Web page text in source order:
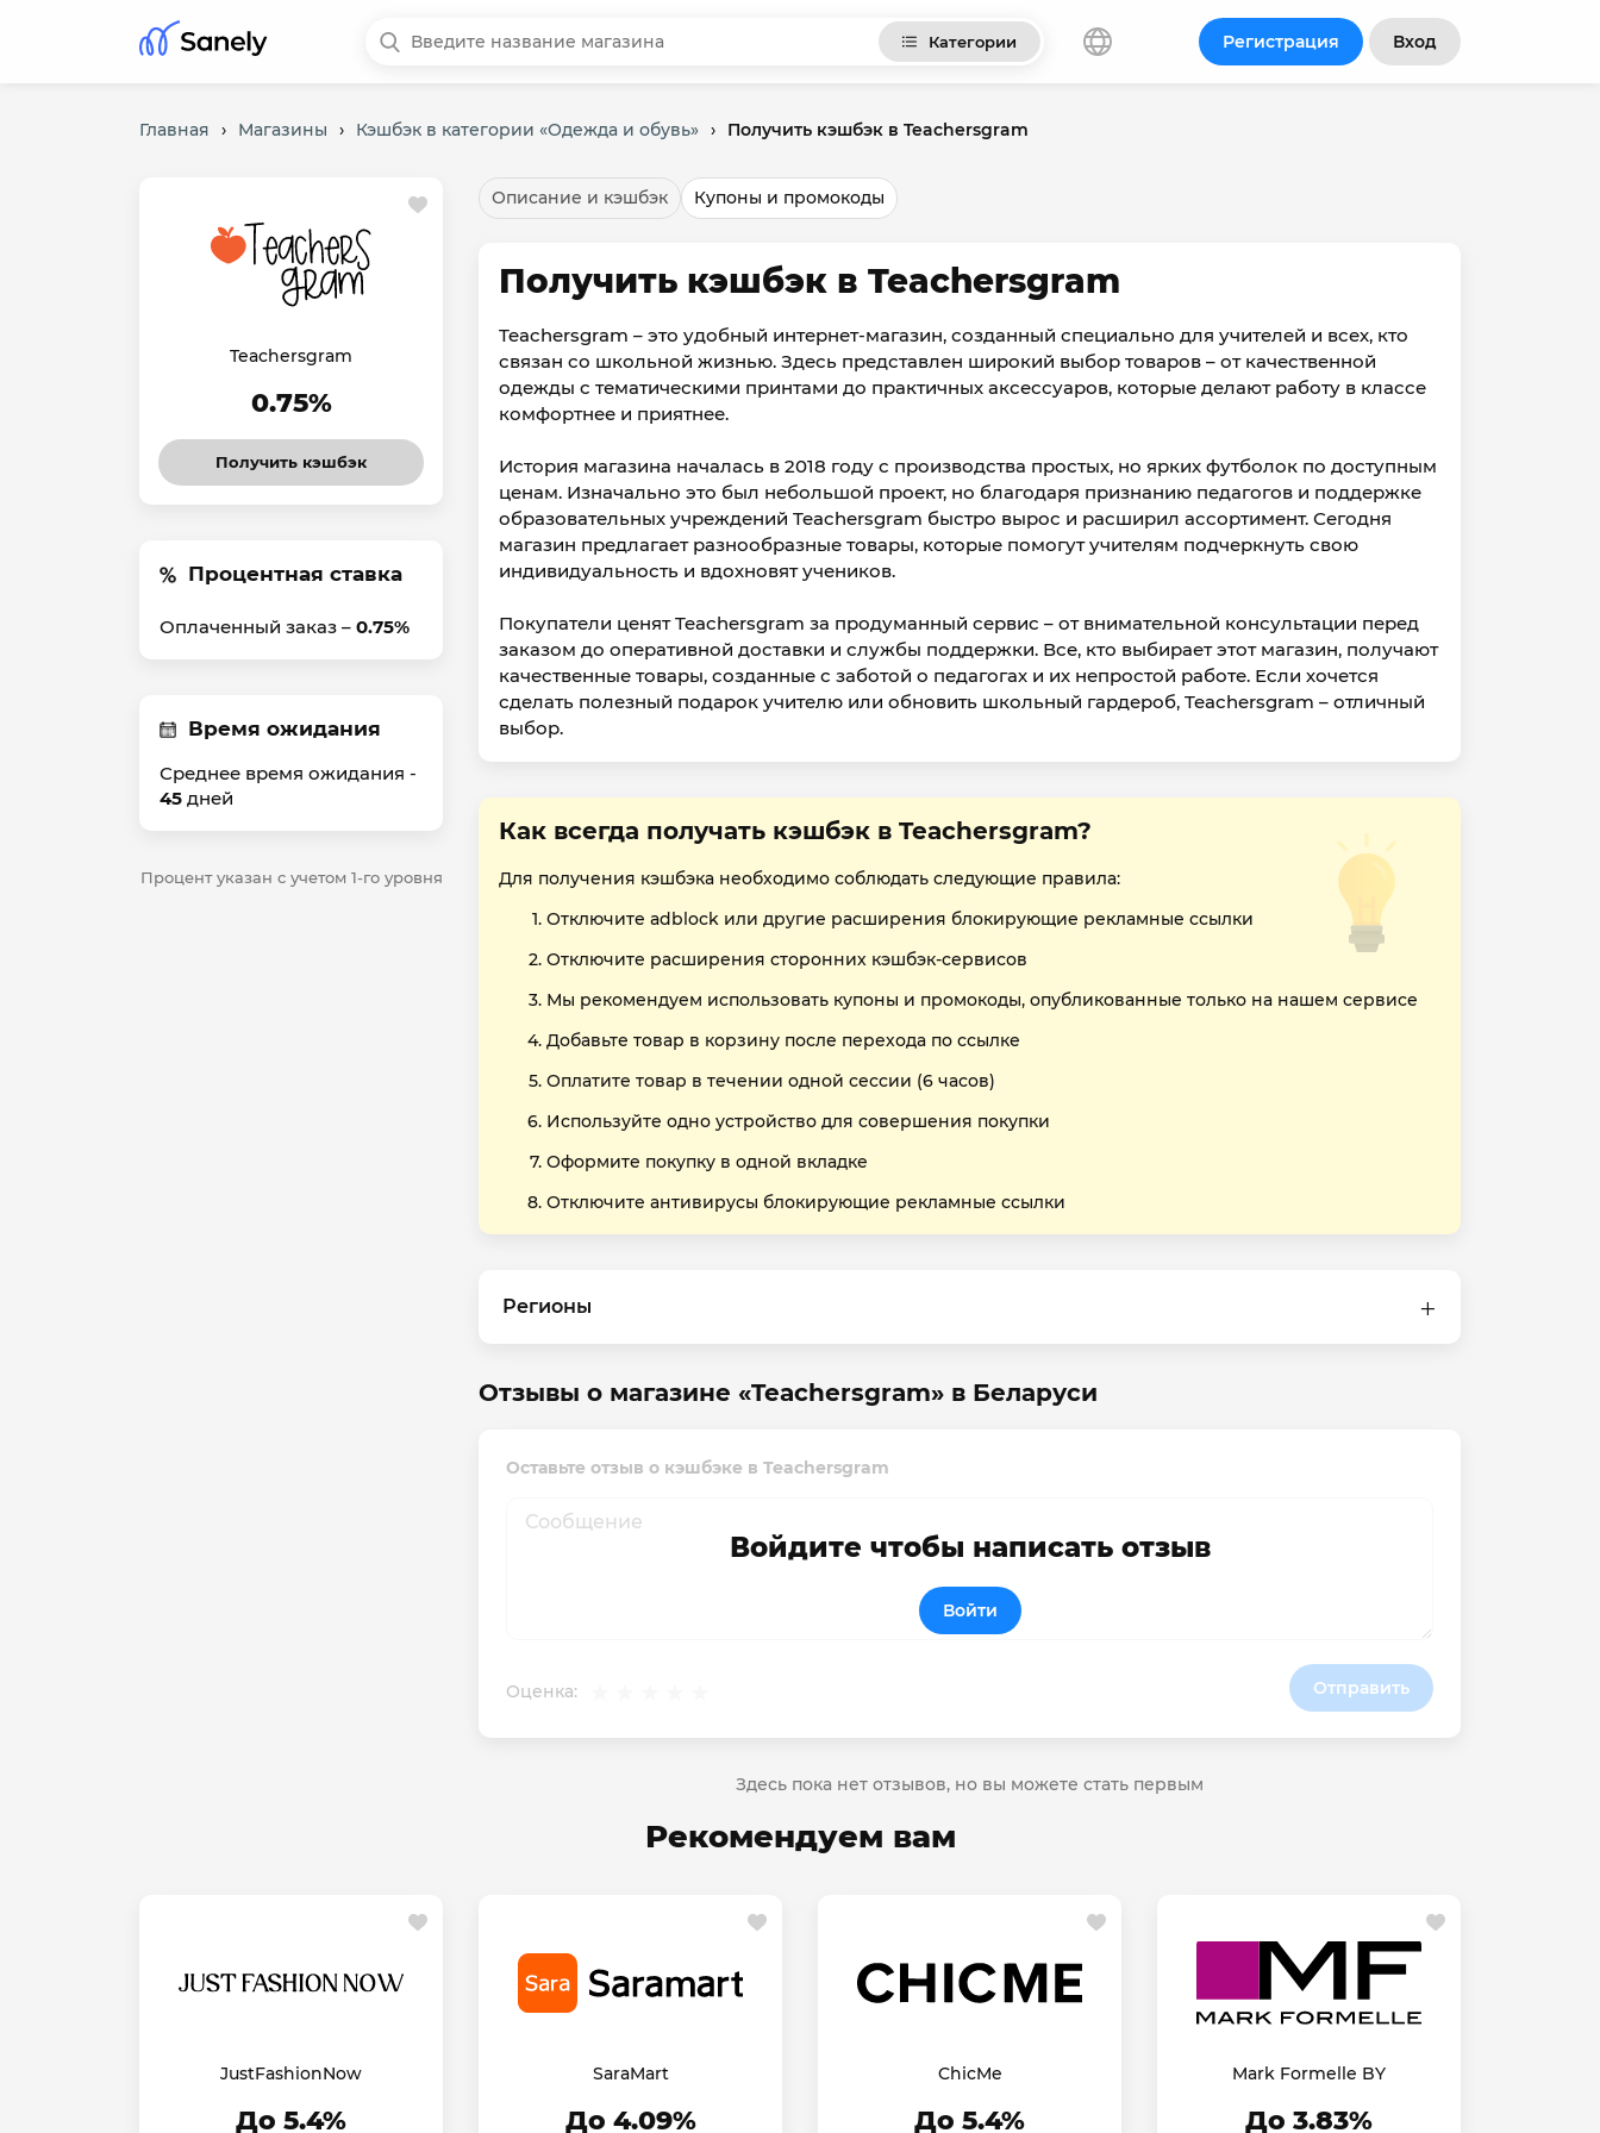
Категории Регистрация Вход
Главная › Магазины › Кэшбэк в категории «Одежда и обувь» › Получить кэшбэк в Teachersgram
Teachersgram
0.75%
Получить кэшбэк
Процентная ставка
Оплаченный заказ – 0.75%
Время ожидания
Среднее время ожидания -
45 дней
Процент указан с учетом 1-го уровня
Описание и кэшбэк Купоны и промокоды
Получить кэшбэк в Teachersgram
Teachersgram – это удобный интернет-магазин, созданный специально для учителей и всех, кто
связан со школьной жизнью. Здесь представлен широкий выбор товаров – от качественной
одежды с тематическими принтами до практичных аксессуаров, которые делают работу в классе
комфортнее и приятнее.
История магазина началась в 2018 году с производства простых, но ярких футболок по доступным
ценам. Изначально это был небольшой проект, но благодаря признанию педагогов и поддержке
образовательных учреждений Teachersgram быстро вырос и расширил ассортимент. Сегодня
магазин предлагает разнообразные товары, которые помогут учителям подчеркнуть свою
индивидуальность и вдохновят учеников.
Покупатели ценят Teachersgram за продуманный сервис – от внимательной консультации перед
заказом до оперативной доставки и службы поддержки. Все, кто выбирает этот магазин, получают
качественные товары, созданные с заботой о педагогах и их непростой работе. Если хочется
сделать полезный подарок учителю или обновить школьный гардероб, Teachersgram – отличный
выбор.
Как всегда получать кэшбэк в Teachersgram?
Для получения кэшбэка необходимо соблюдать следующие правила:
Отключите adblock или другие расширения блокирующие рекламные ссылки
Отключите расширения сторонних кэшбэк-сервисов
Мы рекомендуем использовать купоны и промокоды, опубликованные только на нашем сервисе
Добавьте товар в корзину после перехода по ссылке
Оплатите товар в течении одной сессии (6 часов)
Используйте одно устройство для совершения покупки
Оформите покупку в одной вкладке
Отключите антивирусы блокирующие рекламные ссылки
Регионы
Отзывы о магазине «Teachersgram» в Беларуси
Оставьте отзыв о кэшбэке в Teachersgram
Оценка: Отправить
Войдите чтобы написать отзыв
Войти
Здесь пока нет отзывов, но вы можете стать первым
Рекомендуем вам
JustFashionNow
До 5.4%
SaraMart
До 4.09%
ChicMe
До 5.4%
Mark Formelle BY
До 3.83%